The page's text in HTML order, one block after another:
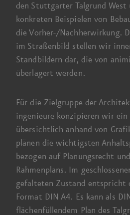
den Stuttgarter Talgrund West
konkreten Beispielen von
die Vorher-/Nachher­wirkung.
im Straßen­bild stellen wir
Stand­bildern dar, die von
überlagert werden.
Für die Ziel­gruppe der
ingenieure konzipieren wir
übersichtlich anhand von
plänen die wichtigsten
bezogen auf Planungs­recht
Rahmen­plans. Im
gefalteten Zustand entspricht
Format DIN A4. Es kann als
flächen­füllendem Plan des